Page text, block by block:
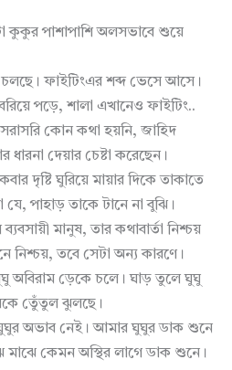
কুকুর পাশাপাশি অলসভাবে শুয়ে
ফাইটিংএর শব্দ ভেসে আসে।
পড়ে, শালা এখানেও ফাইটিং..
কোন কথা হয়নি, জাহিদ
দেয়ার চেষ্টা করেছেন।
দৃষ্টি ঘুরিয়ে মায়ার দিকে তাকাতে
পাহাড় তাকে টানে না বুঝি।
মানুষ, তার কথাবার্তা নিশ্চয়
নিশ্চয়, তবে সেটা অন্য কারণে।
অবিরাম ড়েকে চলে। ঘাড় তুলে ঘুঘু
তেুঁতুল ঝুলছে।
অভাব নেই। আমার ঘুঘুর ডাক শুনে
মাঝে কেমন অস্থির লাগে ডাক শুনে।